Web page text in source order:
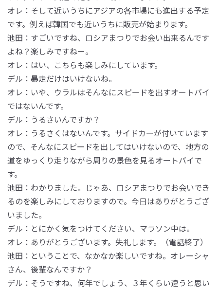
オレ：そして近いうちにアジアの各市場にも進出する予定
です。例えば韓国でも近いうちに販売が始まります。
池田：すごいですね、ロシアまつりでお会い出来るんです
よね？楽しみですねー。
オレ：はい、こちらも楽しみにしています。
デル：暴走だけはいけないね。
オレ：いや、ウラルはそんなにスピードを出すオートバイ
ではないんです。
デル：うるさいんですか？
オレ：うるさくはないんです。サイドカーが付いています
ので、そんなにスピードを出してはいけないので、地方の
道をゆっくり走りながら周りの景色を見るオートバイで
す。
池田：わかりました。じゃあ、ロシアまつりでお会いでき
るのを楽しみにしておりますので。今日はありがとうござ
いました。
デル：とにかく気をつけてください、マラソン中は。
オレ：ありがとうございます。失礼します。（電話終了）
池田：ということで、なかなか楽しいですね。オレーシャ
さん、後輩なんですか？
デル：そうですね、何年でしょう、３年くらい違うと思い